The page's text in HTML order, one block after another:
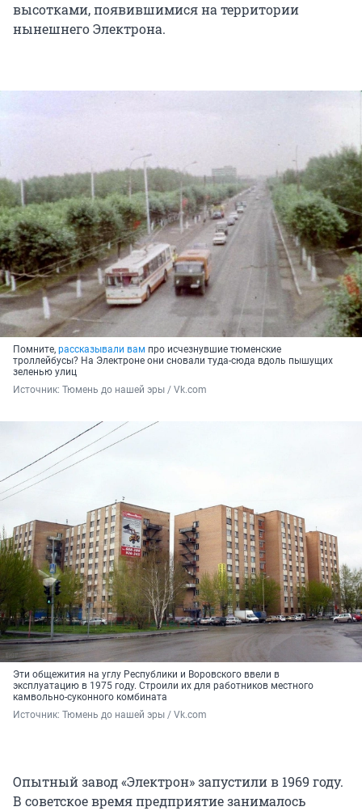
высотками, появившимися на территории
нынешнего Электрона.
Помните, рассказывали вам про исчезнувшие тюменские
троллейбусы? На Электроне они сновали туда-сюда вдоль пышущих
зеленью улиц
Источник: Тюмень до нашей эры / Vk.com
Эти общежития на углу Республики и Воровского ввели в
эксплуатацию в 1975 году. Строили их для работников местного
камвольно-суконного комбината
Источник: Тюмень до нашей эры / Vk.com
Опытный завод «Электрон» запустили в 1969 году.
В советское время предприятие занималось